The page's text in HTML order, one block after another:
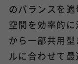
のバランスを
空間を効率的
から一部共用
ルに合わせて